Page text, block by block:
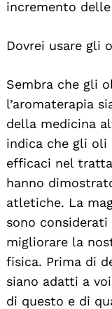
incremento
Dovrei usare gli
Sembra che gli
l’aromaterapia
della medicina
indica che gli oli
efficaci nel
hanno
atletiche. La
sono
migliorare la
fisica. Prima di
siano adatti a
di questo e di